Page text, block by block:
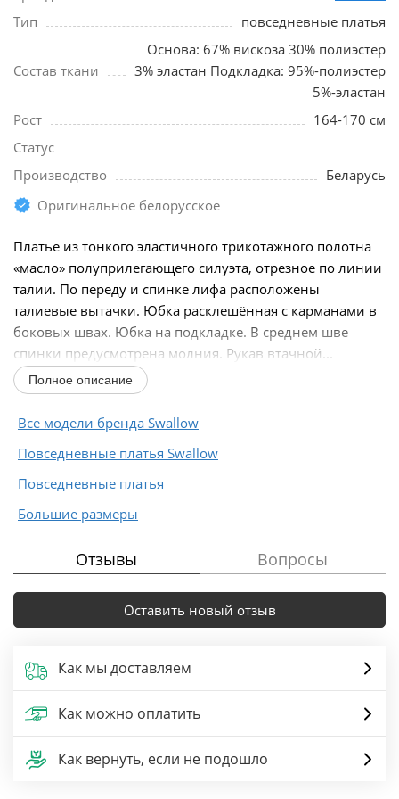
Тип
повседневные платья
Состав ткани
Основа: 67% вискоза 30% полиэстер
3% эластан Подкладка: 95%-полиэстер
5%-эластан
Рост
164-170 см
Статус
Производство
Беларусь
Оригинальное белорусское
Платье из тонкого эластичного трикотажного полотна
«масло» полуприлегающего силуэта, отрезное по линии
талии. По переду и спинке лифа расположены
талиевые вытачки. Юбка расклешённая с карманами в
боковых швах. Юбка на подкладке. В среднем шве
спинки предусмотрена молния. Рукав втачной...
Полное описание
Все модели бренда Swallow
Повседневные платья Swallow
Повседневные платья
Большие размеры
Отзывы Вопросы
Оставить новый отзыв
Как мы доставляем
Как можно оплатить
Как вернуть, если не подошло